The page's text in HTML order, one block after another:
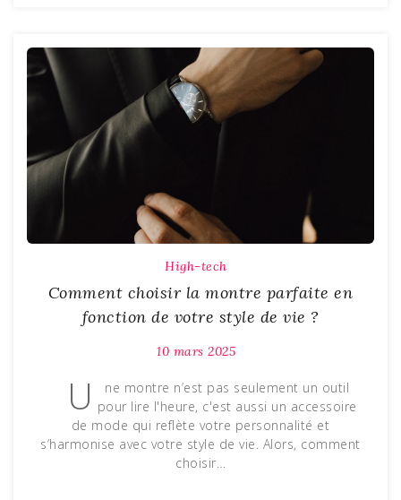
High-tech
Comment choisir la montre parfaite en
fonction de votre style de vie ?
10 mars 2025
U
ne montre n’est pas seulement un outil
pour lire l'heure, c'est aussi un accessoire
de mode qui reflète votre personnalité et
s’harmonise avec votre style de vie. Alors, comment
choisir…